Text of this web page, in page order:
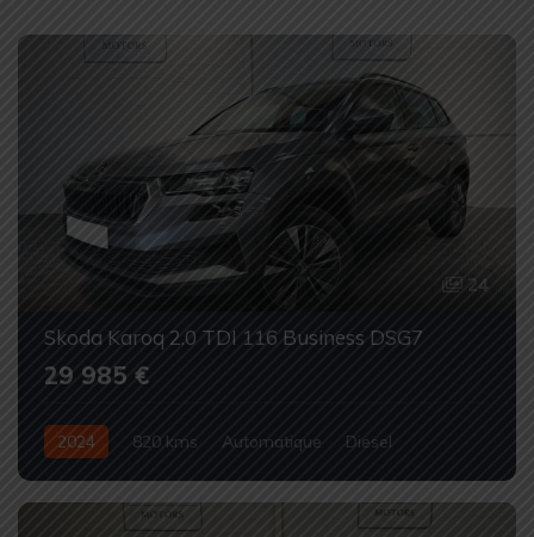
24
Skoda Karoq 2.0 TDI 116 Business DSG7
29 985 €
2024 820 kms Automatique
Diesel